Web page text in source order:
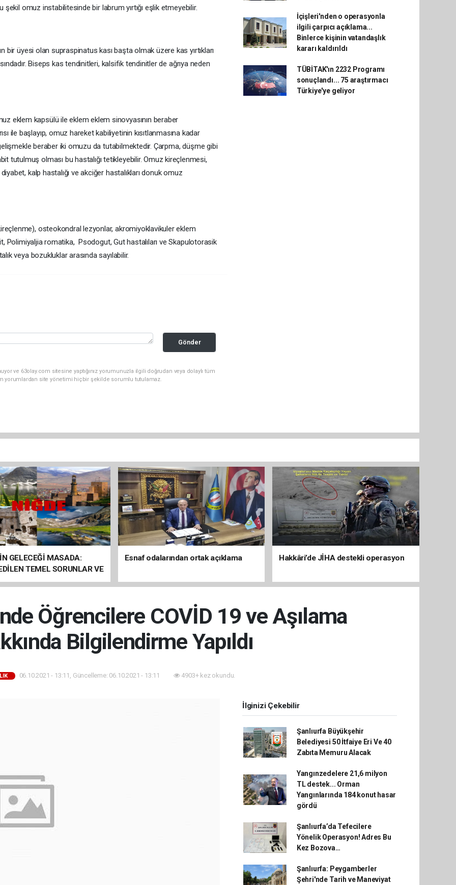
şekil omuz instabilitesinde bir labrum yırtığı eşlik etmeyebilir.
üyesi olan supraspinatus kası başta olmak üzere kas yırtıkları
Biseps kas tendinitleri, kalsifik tendinitler de ağrıya neden
eklem kapsülü ile eklem eklem sinovyasının beraber
ile başlayıp, omuz hareket kabiliyetinin kısıtlanmasına kadar
beraber iki omuzu da tutabilmektedir. Çarpma, düşme gibi
tutulmuş olması bu hastalığı tetikleyebilir. Omuz kireçlenmesi,
kalp hastalığı ve akciğer hastalıkları donuk omuz
osteokondral lezyonlar, akromiyoklavikuler eklem
romatika, Psodogut, Gut hastalıları ve Skapulotorasik
veya bozukluklar arasında sayılabilir.
Gönder
ve 63olay.com sitesine yaptığınız yorumunuzla ilgili doğrudan veya dolaylı tüm
yorumlardan site yönetimi hiçbir şekilde sorumlu tutulamaz.
İçişleri'nden o operasyonla
ilgili çarpıcı açıklama...
Binlerce kişinin vatandaşlık
kararı kaldırıldı
TÜBİTAK'ın 2232 Programı
sonuçlandı... 75 araştırmacı
Türkiye'ye geliyor
GELECEĞİ MASADA:
TEMEL SORUNLAR VE
ÖNERİLERİ
Esnaf odalarından ortak açıklama Hakkâri’de JİHA destekli operasyon
Öğrencilere COVİD 19 ve Aşılama
Bilgilendirme Yapıldı
06.10.2021 - 13:11, Güncelleme: 06.10.2021 - 13:11 4903+ kez okundu.
İlginizi Çekebilir
Şanlıurfa Büyükşehir
Belediyesi 50 İtfaiye Eri Ve 40
Zabıta Memuru Alacak
Yangınzedelere 21,6 milyon
TL destek... Orman
Yangınlarında 184 konut hasar
gördü
Şanlıurfa’da Tefecilere
Yönelik Operasyon! Adres Bu
Kez Bozova…
Şanlıurfa: Peygamberler
Şehri'nde Tarih ve Maneviyat